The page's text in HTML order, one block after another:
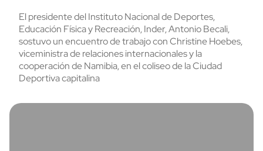
El presidente del Instituto Nacional de Deportes,
Educación Física y Recreación, Inder, Antonio Becali,
sostuvo un encuentro de trabajo con Christine Hoebes,
viceministra de relaciones internacionales y la
cooperación de Namibia, en el coliseo de la Ciudad
Deportiva capitalina